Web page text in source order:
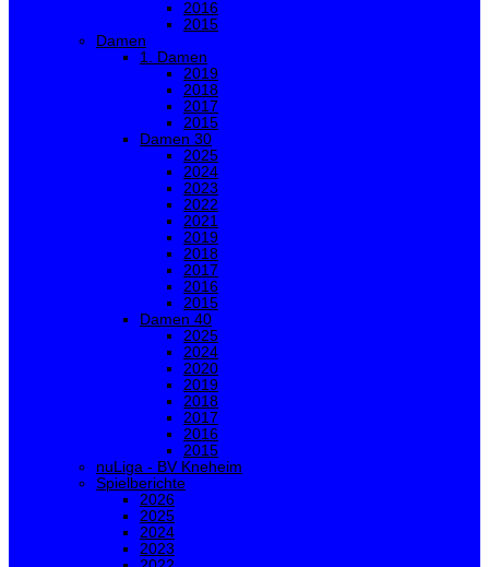
2016
2015
Damen
1. Damen
2019
2018
2017
2015
Damen 30
2025
2024
2023
2022
2021
2019
2018
2017
2016
2015
Damen 40
2025
2024
2020
2019
2018
2017
2016
2015
nuLiga - BV Kneheim
Spielberichte
2026
2025
2024
2023